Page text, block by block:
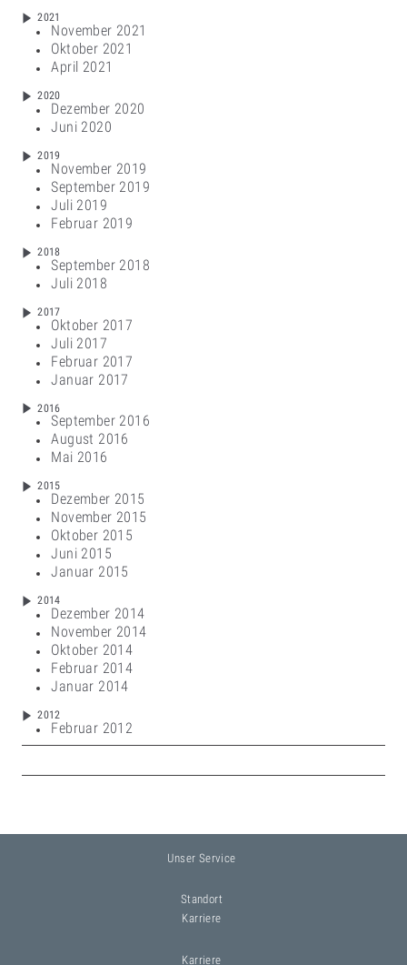
2021
November 2021
Oktober 2021
April 2021
2020
Dezember 2020
Juni 2020
2019
November 2019
September 2019
Juli 2019
Februar 2019
2018
September 2018
Juli 2018
2017
Oktober 2017
Juli 2017
Februar 2017
Januar 2017
2016
September 2016
August 2016
Mai 2016
2015
Dezember 2015
November 2015
Oktober 2015
Juni 2015
Januar 2015
2014
Dezember 2014
November 2014
Oktober 2014
Februar 2014
Januar 2014
2012
Februar 2012
Unser Service
Standort
Karriere
Karriere